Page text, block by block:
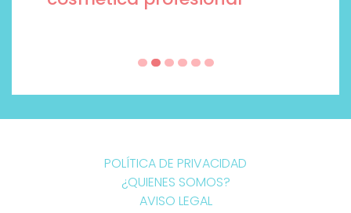
POLÍTICA DE PRIVACIDAD
¿QUIENES SOMOS?
AVISO LEGAL